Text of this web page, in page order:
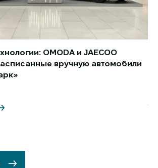
OMODA и JAECOO
вручную автомобили